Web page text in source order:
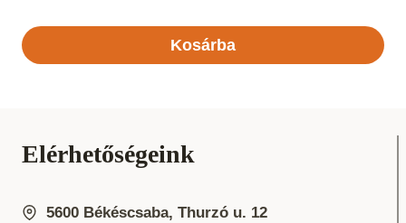
Kosárba
Elérhetőségeink
5600 Békéscsaba, Thurzó u. 12